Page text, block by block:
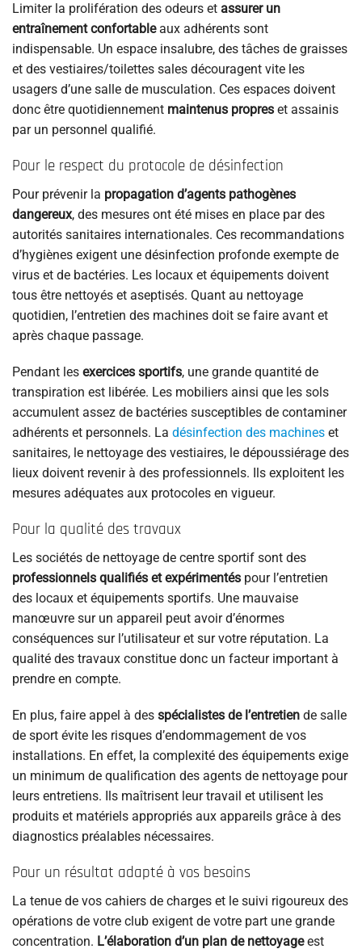
Limiter la prolifération des odeurs et assurer un
entraînement confortableaux adhérents sont
indispensable. Un espace insalubre, des tâches de graisses
et des vestiaires/toilettes sales découragent vite les
usagers d’une salle de musculation. Ces espaces doivent
donc être quotidiennement maintenus propres et assainis
par un personnel qualifié.
Pour le respect du protocole de désinfection
Pour prévenir la propagation d’agents pathogènes
dangereux, des mesures ont été mises en place par des
autorités sanitaires internationales. Ces recommandations
d’hygiènes exigent une désinfection profonde exempte de
virus et de bactéries. Les locaux et équipements doivent
tous être nettoyés et aseptisés. Quant au nettoyage
quotidien, l’entretien des machines doit se faire avant et
après chaque passage.
Pendant les exercices sportifs, une grande quantité de
transpiration est libérée. Les mobiliers ainsi que les sols
accumulent assez de bactéries susceptibles de contaminer
adhérents et personnels. La désinfection des machines et
sanitaires, le nettoyage des vestiaires, le dépoussiérage des
lieux doivent revenir à des professionnels. Ils exploitent les
mesures adéquates aux protocoles en vigueur.
Pour la qualité des travaux
Les sociétés de nettoyage de centre sportif sont des
professionnels qualifiés et expérimentés pour l’entretien
des locaux et équipements sportifs. Une mauvaise
manœuvre sur un appareil peut avoir d’énormes
conséquences sur l’utilisateur et sur votre réputation. La
qualité des travaux constitue donc un facteur important à
prendre en compte.
En plus, faire appel à des spécialistes de l’entretien de salle
de sport évite les risques d’endommagement de vos
installations. En effet, la complexité des équipements exige
un minimum de qualification des agents de nettoyage pour
leurs entretiens. Ils maîtrisent leur travail et utilisent les
produits et matériels appropriés aux appareils grâce à des
diagnostics préalables nécessaires.
Pour un résultat adapté à vos besoins
La tenue de vos cahiers de charges et le suivi rigoureux des
opérations de votre club exigent de votre part une grande
concentration. L’élaboration d’un plan de nettoyageest